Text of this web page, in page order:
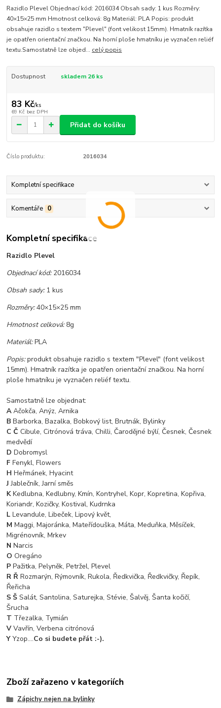
Razidlo Plevel Objednací kód: 2016034 Obsah sady: 1 kus Rozměry:
40×15×25 mm Hmotnost celková: 8g Materiál: PLA Popis: produkt
obsahuje razidlo s textem "Plevel" (font velikost 15mm). Hmatník razítka
je opatřen orientační značkou. Na horní ploše hmatníku je vyznačen reliéf
textu.Samostatně lze objed... celý popis
Dostupnost skladem 26 ks
83 Kč/ks
69 Kč bez DPH
Přidat do košíku
Číslo produktu: 2016034
Kompletní specifikace
Komentáře 0
Kompletní specifikace
Razidlo Plevel
Objednací kód: 2016034
Obsah sady: 1 kus
Rozměry:40×15×25 mm
Hmotnost celková:8g
Materiál:PLA
Popis:produkt obsahuje razidlo s textem "Plevel" (font velikost
15mm). Hmatník razítka je opatřen orientační značkou. Na horní
ploše hmatníku je vyznačen reliéf textu.
Samostatně lze objednat:
AAčokča, Anýz, Arnika
BBarborka, Bazalka, Bobkový list, Brutnák, Bylinky
C Č Cibule, Citrónová tráva, Chilli, Čarodějné býlí, Česnek, Česnek
medvědí
DDobromysl
FFenykl, Flowers
HHeřmánek, Hyacint
JJablečník, Jarní směs
KKedlubna, Kedlubny, Kmín, Kontryhel, Kopr, Kopretina, Kopřiva,
Koriandr, Kozičky, Kostival, Kudrnka
LLevandule, Libeček, Lipový květ,
MMaggi, Majoránka, Mateřídouška, Máta, Meduňka, Měsíček,
Migrénovník, Mrkev
NNarcis
OOregáno
PPažitka, Pelyněk, Petržel, Plevel
R ŘRozmarýn, Rýmovník, Rukola, Ředkvička, Ředkvičky, Řepík,
Řeřicha
S ŠSalát, Santolina, Saturejka, Stévie, Šalvěj, Šanta kočičí,
Šrucha
T Třezalka, Tymián
V Vavřín, Verbena citrónová
YYzop....Co si budete přát :-).
Zboží zařazeno v kategoriích
Zápichy nejen na bylinky